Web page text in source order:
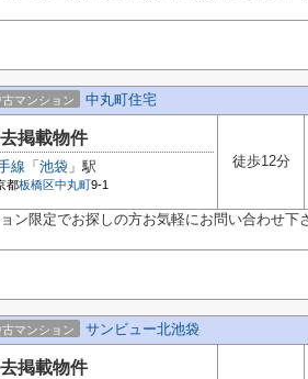
古マンション 中丸町住宅
掲載物件
線 「 池袋 」駅
都板橋区中丸町9-1
徒歩12分
ン限定でお探しの方お気軽にお問い合わせ
古マンション サンビュー北池袋
掲載物件